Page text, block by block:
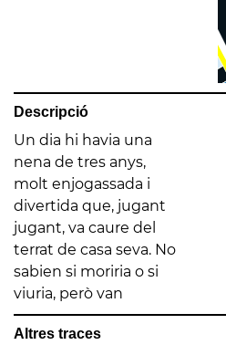
Descripció
Un dia hi havia una
nena de tres anys,
molt enjogassada i
divertida que, jugant
jugant, va caure del
terrat de casa seva. No
sabien si moriria o si
viuria, però van
prometre a la verge de
Fussimanya que si es
salvava portarien el
retrat de la nena del
terrat a la Mare de Déu.
La nena es va salvar, i
ara ja és gran, casada i
Altres traces